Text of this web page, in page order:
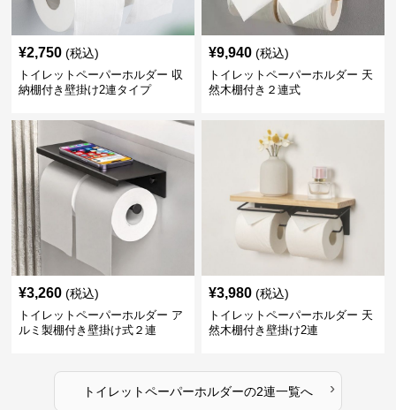
¥2,750 (税込)
トイレットペーパーホルダー 収
納棚付き壁掛け2連タイプ
¥9,940 (税込)
トイレットペーパーホルダー 天
然木棚付き２連式
¥3,260 (税込)
トイレットペーパーホルダー ア
ルミ製棚付き壁掛け式２連
¥3,980 (税込)
トイレットペーパーホルダー 天
然木棚付き壁掛け2連
トイレットペーパーホルダーの2連一覧へ ›